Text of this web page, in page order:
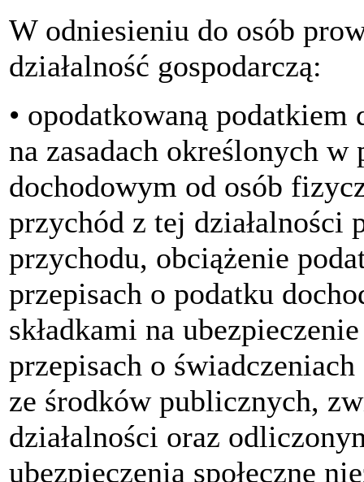
W odniesieniu do osób
działalność gospodarczą:
• opodatkowaną
na zasadach określonych w
dochodowym od osób
przychód z tej działalności
przychodu, obciążenie
przepisach o podatku
składkami na
przepisach o
ze środków publicznych,
działalności oraz
ubezpieczenia społeczne